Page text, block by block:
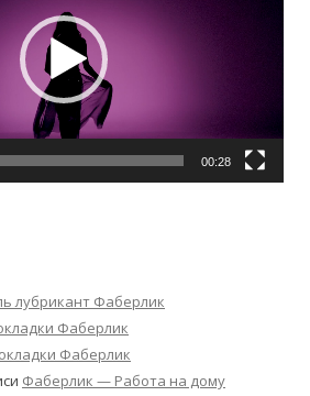
00:28
лубрикант Фаберлик
Фаберлик
Фаберлик
Фаберлик — Работа на дому